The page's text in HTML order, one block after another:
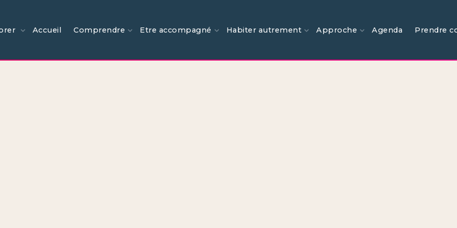
Accueil Comprendre Etre accompagné Habiter autrement Approche Agenda Prendre